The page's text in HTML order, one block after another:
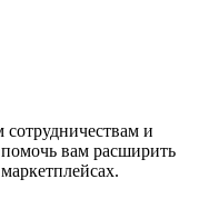
и
вам расширить